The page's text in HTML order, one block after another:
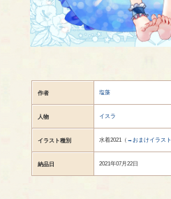
作者 塩藻
人物 イスラ
イラスト種別 水着2021（ →おまけイラスト
納品日 2021年07月22日